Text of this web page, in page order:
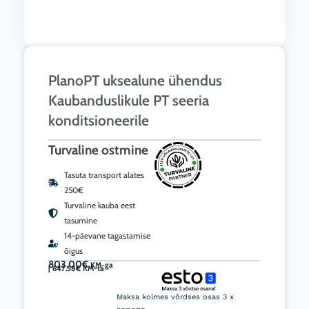
PlanoPT uksealune ühendus
Kaubanduslikule PT seeria
konditsioneerile
Turvaline ostmine
Tasuta transport alates
250€
Turvaline kauba eest
tasumine
14-päevane tagastamise
õigus
803.00€ KM-ga
|647.58€KM-ta
Maksa kolmes võrdses osas 3 x
uksealune
ühendus